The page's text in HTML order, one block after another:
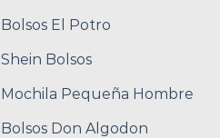
Bolsos El Potro
Shein Bolsos
Mochila Pequeña Hombre
Bolsos Don Algodon